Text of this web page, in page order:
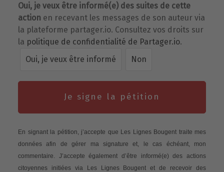
Oui, je veux être informé(e) des suites de cette
action en recevant les messages de son auteur via
la plateforme partager.io. Consultez vos droits sur
la politique de confidentialité de Partager.io.
Oui, je veux être informé
Non
Je signe la pétition
En signant la pétition, j’accepte que Les Lignes Bougent traite mes
données afin de gérer ma signature et, le cas échéant, mon
commentaire. J’accepte également d’être informé(e) des actions
citoyennes initiées via Les Lignes Bougent et de recevoir des